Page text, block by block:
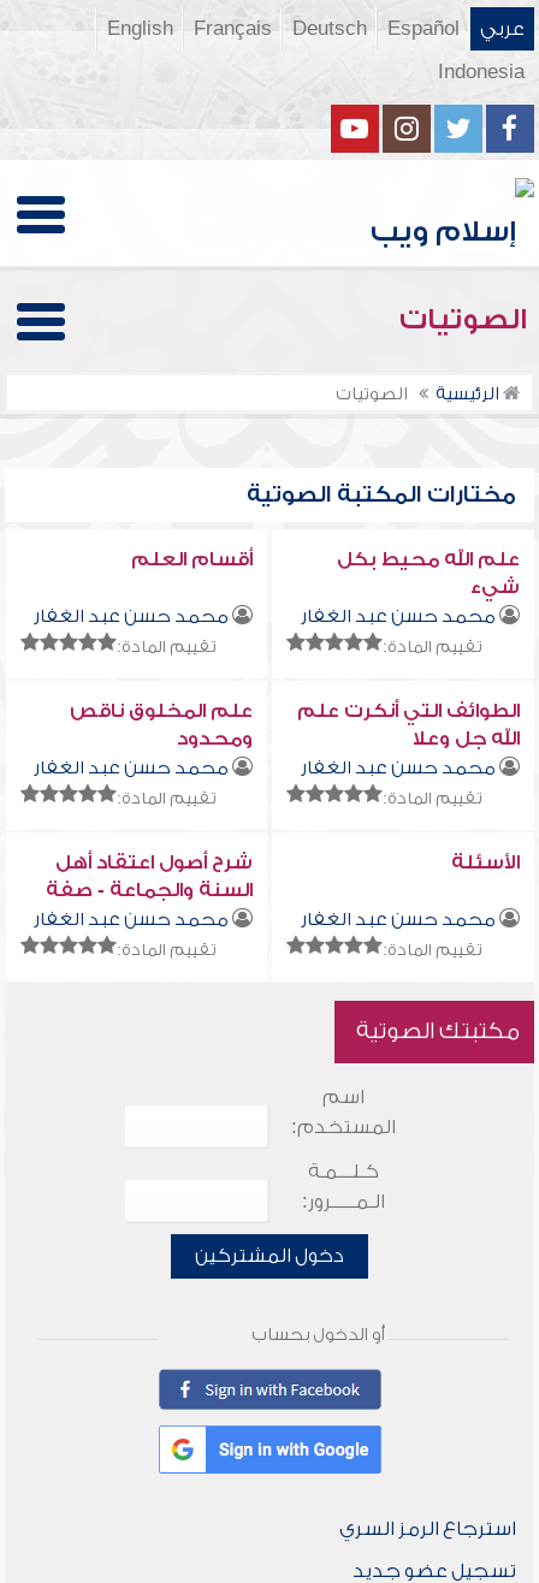
عربي Español
Deutsch
Français
English
Indonesia
الصوتيات
الرئيسية الصوتيات
مختارات المكتبة الصوتية
علم الله محيط بكل
شيء
محمد حسن عبد الغفار
تقييم المادة:
أقسام العلم
محمد حسن عبد الغفار
تقييم المادة:
الطوائف التي أنكرت علم
الله جل وعلا
محمد حسن عبد الغفار
تقييم المادة:
علم المخلوق ناقص
ومحدود
محمد حسن عبد الغفار
تقييم المادة:
الأسئلة
محمد حسن عبد الغفار
تقييم المادة:
شرح أصول اعتقاد أهل
السنة والجماعة - صفة
السمع والبصر والقدرة
محمد حسن عبد الغفار
تقييم المادة:
مكتبتك الصوتية
اسم
المستخدم:
كـلـــمـة
الـمـــــرور:
دخول المشتركين
أو الدخول بحساب
استرجاع الرمز السري
تسجيل عضو جديد